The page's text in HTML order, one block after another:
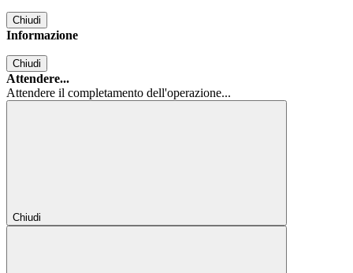
Chiudi
Informazione
Chiudi
Attendere...
Attendere il completamento dell'operazione...
Chiudi